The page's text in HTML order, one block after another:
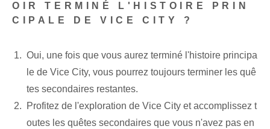
OIR TERMINÉ L'HISTOIRE PRIN
CIPALE DE VICE CITY ?
Oui, une fois que vous aurez terminé l'histoire principa
le de Vice City, vous pourrez toujours terminer les quê
tes secondaires restantes.
Profitez de l'exploration de Vice City et accomplissez t
outes les quêtes secondaires que vous n'avez pas en